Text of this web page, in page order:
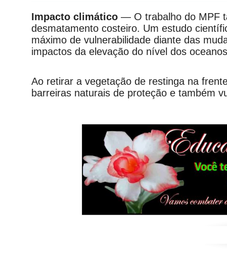
Impacto climático — O trabalho do MPF
desmatamento costeiro. Um estudo
máximo de vulnerabilidade diante das
impactos da elevação do nível dos
Ao retirar a vegetação de restinga na
barreiras naturais de proteção e também